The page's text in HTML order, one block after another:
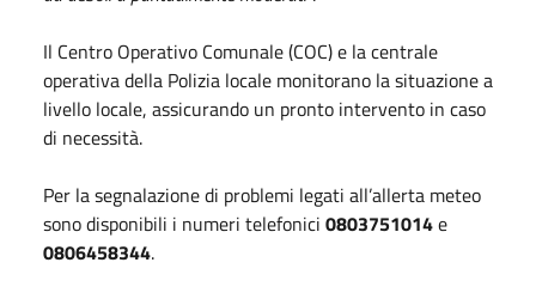
Il Centro Operativo Comunale (COC) e la centrale
operativa della Polizia locale monitorano la situazione a
livello locale, assicurando un pronto intervento in caso
di necessità.
Per la segnalazione di problemi legati all’allerta meteo
sono disponibili i numeri telefonici 0803751014e
0806458344.